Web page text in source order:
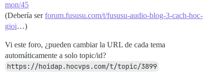
mon/45
(Debería serforum.fususu.com/t/fususu-audio-blog-3-cach-hoc-
gioi…)
Vi este foro, ¿pueden cambiar la URL de cada tema
automáticamente a solo topic/id?
https://hoidap.hocvps.com/t/topic/3899